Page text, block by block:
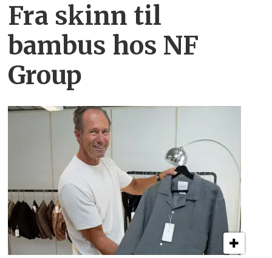
Fra skinn til
bambus hos NF
Group